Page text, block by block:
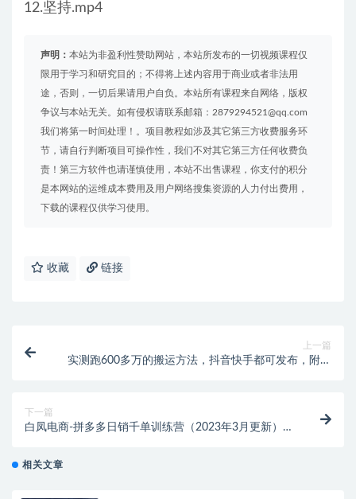
12.坚持.mp4
声明： 本站为非盈利性赞助网站，本站所发布的一切视频课程仅
限用于学习和研究目的；不得将上述内容用于商业或者非法用
途，否则，一切后果请用户自负。本站所有课程来自网络，版权
争议与本站无关。如有侵权请联系邮箱：2879294521@qq.com
我们将第一时间处理！。项目教程如涉及其它第三方收费服务环
节，请自行判断项目可操作性，我们不对其它第三方任何收费负
责！第三方软件也请谨慎使用，本站不出售课程，你支付的积分
是本网站的运维成本费用及用户网络搜集资源的人力付出费用，
下载的课程仅供学习使用。
收藏 链接
上一篇
实测跑600多万的搬运方法，抖音快手都可发布，附软
下一篇
白凤电商-拼多多日销千单训练营（2023年3月更新）
相关文章